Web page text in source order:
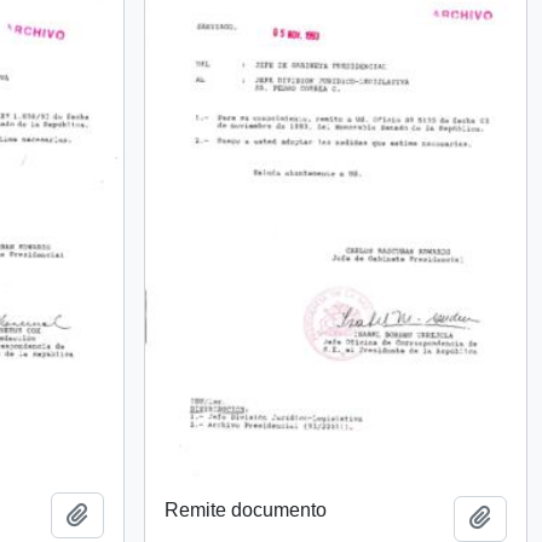
Añadir al portapapeles
Remite documento